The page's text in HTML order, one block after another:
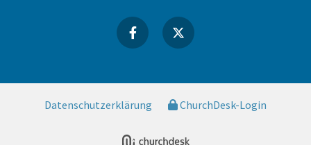
Datenschutzerklärung ChurchDesk-Login